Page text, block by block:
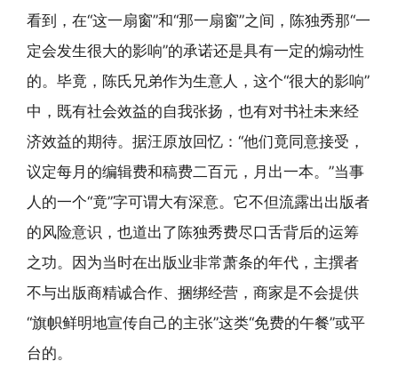
看到，在“这一扇窗”和“那一扇窗”之间，陈独秀那“一
定会发生很大的影响”的承诺还是具有一定的煽动性
的。毕竟，陈氏兄弟作为生意人，这个“很大的影响”
中，既有社会效益的自我张扬，也有对书社未来经
济效益的期待。据汪原放回忆：“他们竟同意接受，
议定每月的编辑费和稿费二百元，月出一本。”当事
人的一个“竟”字可谓大有深意。它不但流露出出版者
的风险意识，也道出了陈独秀费尽口舌背后的运筹
之功。因为当时在出版业非常萧条的年代，主撰者
不与出版商精诚合作、捆绑经营，商家是不会提供
“旗帜鲜明地宣传自己的主张”这类“免费的午餐”或平
台的。